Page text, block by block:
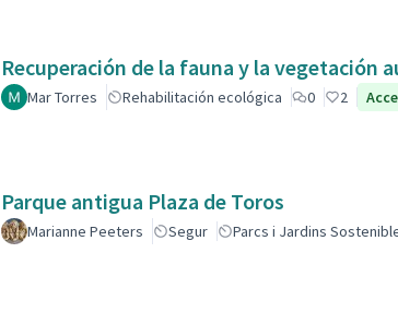
Recuperación de la fauna y la vegetación
Mar Torres Rehabilitación ecológica 0 2
Parque antigua Plaza de Toros
Marianne Peeters Segur Parcs i Jardins